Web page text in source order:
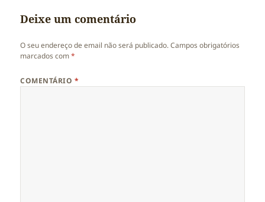
Deixe um comentário
O seu endereço de email não será publicado. Campos obrigatórios
marcados com*
COMENTÁRIO *